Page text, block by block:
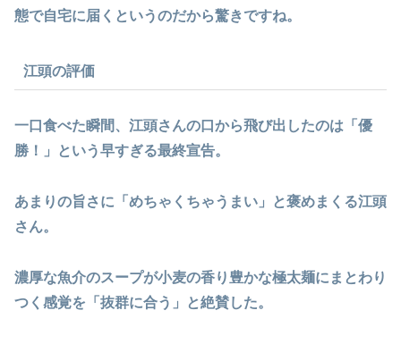
態で自宅に届くというのだから驚きですね。
江頭の評価
一口食べた瞬間、江頭さんの口から飛び出したのは「優
勝！」という早すぎる最終宣告。
あまりの旨さに「めちゃくちゃうまい」と褒めまくる江頭
さん。
濃厚な魚介のスープが小麦の香り豊かな極太麺にまとわり
つく感覚を「抜群に合う」と絶賛した。